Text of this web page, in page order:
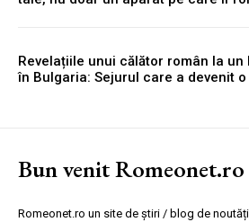
Revelațiile unui călător român la
în Bulgaria: Sejurul care a devenit
Bun venit Romeonet.ro
Romeonet.ro un site de știri / blog de